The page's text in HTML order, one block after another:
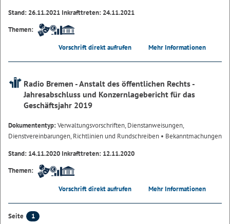
Stand: 26.11.2021 Inkrafttreten: 24.11.2021
Themen:
Vorschrift direkt aufrufen Mehr Informationen
Radio Bremen - Anstalt des öffentlichen Rechts -
Jahresabschluss und Konzernlagebericht für das
Geschäftsjahr 2019
Dokumententyp:Verwaltungsvorschriften, Dienstanweisungen,
Dienstvereinbarungen, Richtlinien und Rundschreiben • Bekanntmachungen
Stand: 14.11.2020 Inkrafttreten: 12.11.2020
Themen:
Vorschrift direkt aufrufen Mehr Informationen
Seite
1